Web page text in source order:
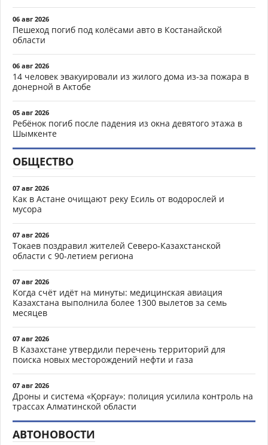
06 авг 2026
Пешеход погиб под колёсами авто в Костанайской
области
06 авг 2026
14 человек эвакуировали из жилого дома из-за пожара в
донерной в Актобе
05 авг 2026
Ребёнок погиб после падения из окна девятого этажа в
Шымкенте
ОБЩЕСТВО
07 авг 2026
Как в Астане очищают реку Есиль от водорослей и
мусора
07 авг 2026
Токаев поздравил жителей Северо-Казахстанской
области с 90-летием региона
07 авг 2026
Когда счёт идёт на минуты: медицинская авиация
Казахстана выполнила более 1300 вылетов за семь
месяцев
07 авг 2026
В Казахстане утвердили перечень территорий для
поиска новых месторождений нефти и газа
07 авг 2026
Дроны и система «Қорғау»: полиция усилила контроль на
трассах Алматинской области
АВТОНОВОСТИ